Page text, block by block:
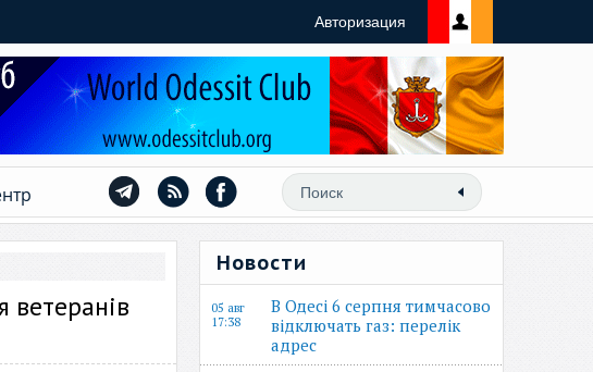
Авторизация
ветеранів
Новости
05 авг
17:38
В Одесі 6 серпня тимчасово
відключать газ: перелік
адрес